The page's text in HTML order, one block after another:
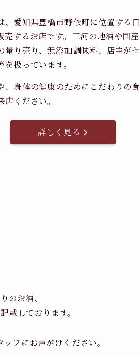
、愛知県豊橋市野依町に位置する
売するお店です。三河の地酒や国
量り売り、無添加調味料、店主が
扱っています。
、身体の健康のためにこだわりの
ください。
詳しく見る
のお酒、
載しております。
フにお声がけください。